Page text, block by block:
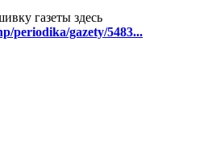
газеты здесь
periodika/gazety/5483...